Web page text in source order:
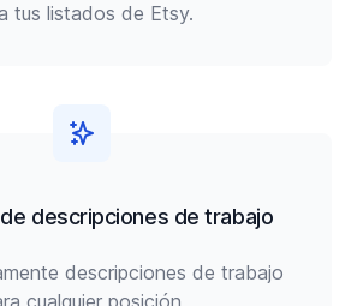
tus listados de Etsy.
descripciones de trabajo
descripciones de trabajo
cualquier posición